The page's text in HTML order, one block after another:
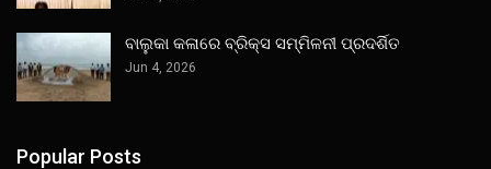
ବାଲୁକା କଳାରେ ବ୍ରିକ୍ସ ସମ୍ମିଳନୀ ପ୍ରଦର୍ଶିତ
Jun 4, 2026
Popular Posts